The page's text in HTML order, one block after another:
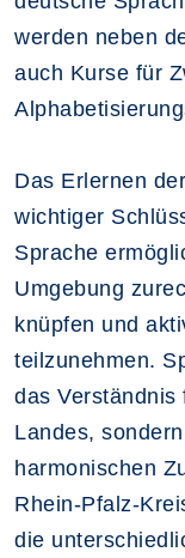
werden neben
auch Kurse für
Das Erlernen
wichtiger
Sprache
Umgebung
knüpfen und
teilzunehmen.
das
Landes,
harmonischen
Rhein-Pfalz-
die